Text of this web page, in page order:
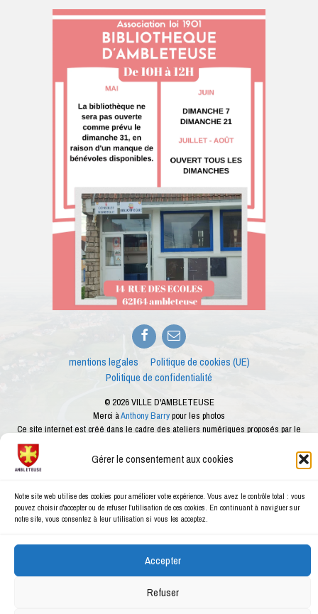
Gérer le consentement aux cookies
Notre site web utilise des cookies pour améliorer votre expérience. Vous avez le contrôle total : vous
pouvez choisir d'accepter ou de refuser l'utilisation de ces cookies. En continuant à naviguer sur
notre site, vous consentez à leur utilisation si vous les acceptez.
Accepter
Refuser
Facebook
E-
mail
mentions legales
Politique de cookies (UE)
Politique de confidentialité
© 2026 VILLE D'AMBLETEUSE
Merci àAnthony Barrypour les photos
Ce site internet est créé dans le cadre des ateliers numériques proposés par le